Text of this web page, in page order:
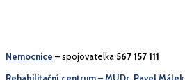
Nemocnice – spojovatelka 567 157 111